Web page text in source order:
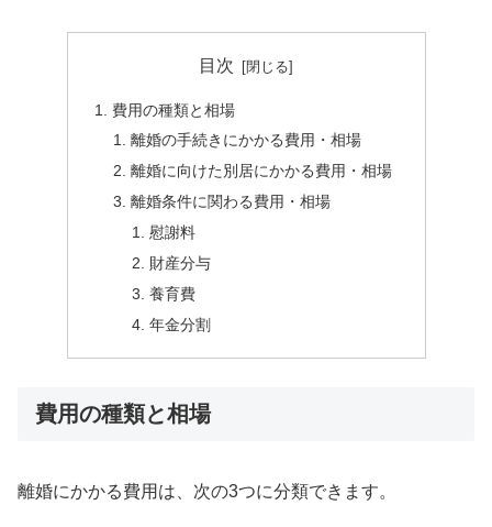
目次
費用の種類と相場
離婚の手続きにかかる費用・相場
離婚に向けた別居にかかる費用・相場
離婚条件に関わる費用・相場
慰謝料
財産分与
養育費
年金分割
費用の種類と相場
離婚にかかる費用は、次の3つに分類できます。